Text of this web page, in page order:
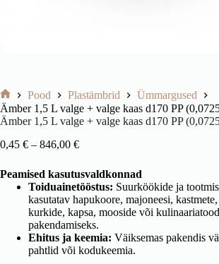
Avaleht
Pood Plastämbrid
Ümmargused
Ämber 1,5 L valge + valge kaas d170 PP
Ämber 1,5 L valge + valge kaas d170 PP
0,45 € – 846,00 €Hinnavahemik:
kuni
846,00 €
Peamised kasutusvaldkonnad
Toiduainetööstus: Suurköökide ja
kasutatav hapukoore, majoneesi,
kurkide, kapsa, mooside või
pakendamiseks.
Ehitus ja keemia: Väiksemas pakendis
pahtlid või kodukeemia.